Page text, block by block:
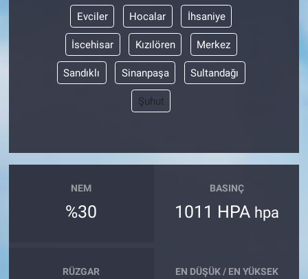
Evciler Hocalar İhsaniye
İscehisar Kızılören Merkez
Sandıklı Sinanpaşa Sultandağı
Şuhut
NEM
%30
BASINÇ
1011 HPA hpa
RÜZGAR EN DÜŞÜK / EN YÜKSEK